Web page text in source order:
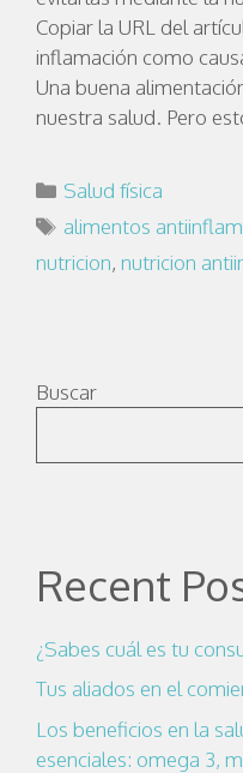
Copiar la URL del
inflamación como
Una buena
nuestra salud. Pero
Salud física
alimentos
nutricion, nutricion
Buscar
Recent
¿Sabes cuál es tu
Tus aliados en el
Los beneficios en la
esenciales: omega 3,